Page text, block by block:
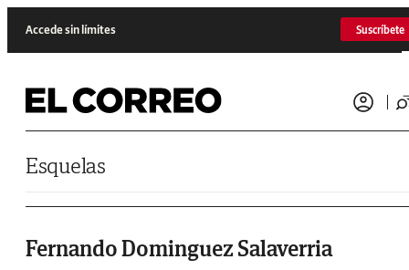
Accede sin límites Suscríbete
Esquelas
Fernando Dominguez Salaverria